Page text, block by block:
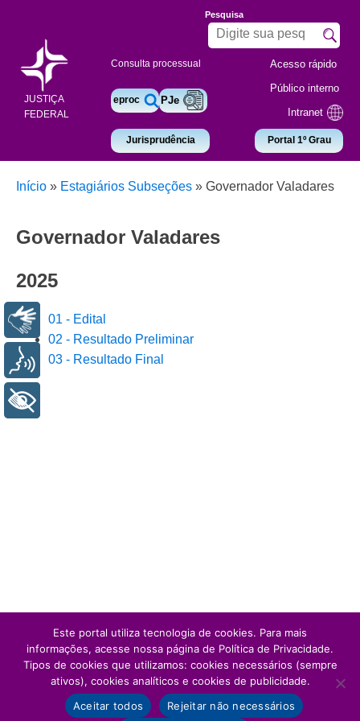
JUSTIÇA
FEDERAL
Consulta processual
eproc PJe
Jurisprudência
Pesquisa
Acesso rápido
Público interno
Intranet
Portal 1º Grau
Início » Estagiários Subseções » Governador Valadares
Governador Valadares
2025
01 - Edital
02 - Resultado Preliminar
03 - Resultado Final
Este portal utiliza tecnologia de cookies. Para mais
informações, acesse nossa página de Política de Privacidade.
Tipos de cookies que utilizamos: cookies necessários (sempre
ativos), cookies analíticos e cookies de publicidade.
Aceitar todos
Rejeitar não necessários
Libras
Voz